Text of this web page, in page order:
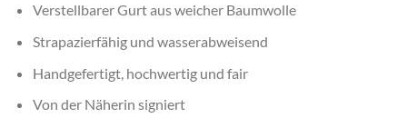
Verstellbarer Gurt aus weicher Baumwolle
Strapazierfähig und wasserabweisend
Handgefertigt, hochwertig und fair
Von der Näherin signiert